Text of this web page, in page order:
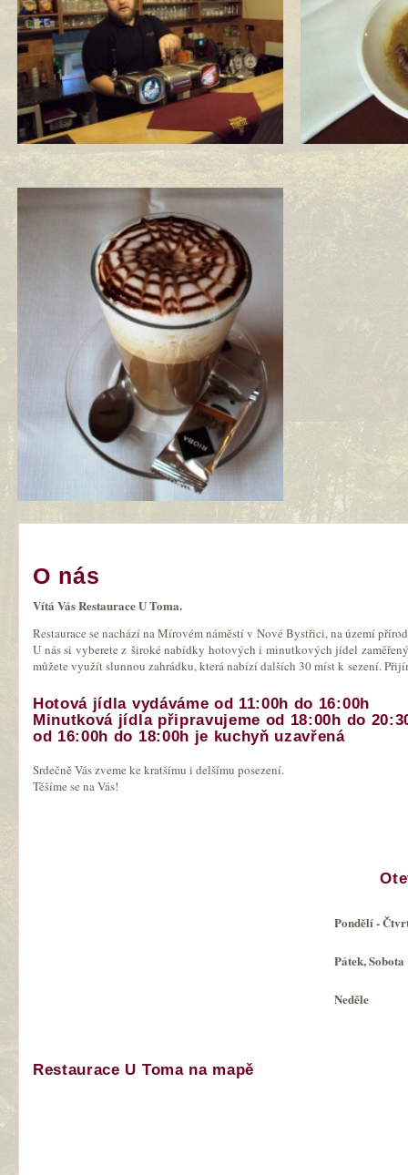
O nás
Vítá Vás Restaurace U Toma.
Restaurace se nachází na Mírovém náměstí v Nové Bystřici, na území
U nás si vyberete z široké nabídky hotových i minutkových jídel
můžete využít slunnou zahrádku, která nabízí dalších 30 míst k sezení.
Hotová jídla vydáváme od 11:00h do 16:00h
Minutková jídla připravujeme od 18:00h do
od 16:00h do 18:00h je kuchyň uzavřená
Srdečně Vás zveme ke kratšímu i delšímu posezení.
Těšíme se na Vás!
Pondělí -
Pátek, Sobota
Neděle
Restaurace U Toma na mapě